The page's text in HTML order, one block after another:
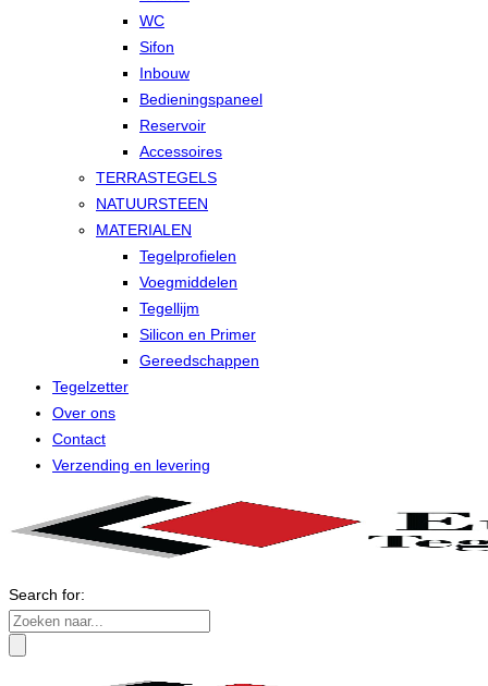
WC
Sifon
Inbouw
Bedieningspaneel
Reservoir
Accessoires
TERRASTEGELS
NATUURSTEEN
MATERIALEN
Tegelprofielen
Voegmiddelen
Tegellijm
Silicon en Primer
Gereedschappen
Tegelzetter
Over ons
Contact
Verzending en levering
Search for: